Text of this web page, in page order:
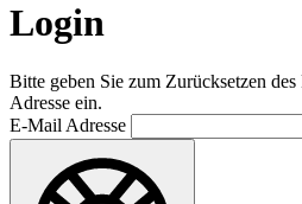
Login
Bitte geben Sie zum Zurücksetzen
Adresse ein.
E-Mail Adresse